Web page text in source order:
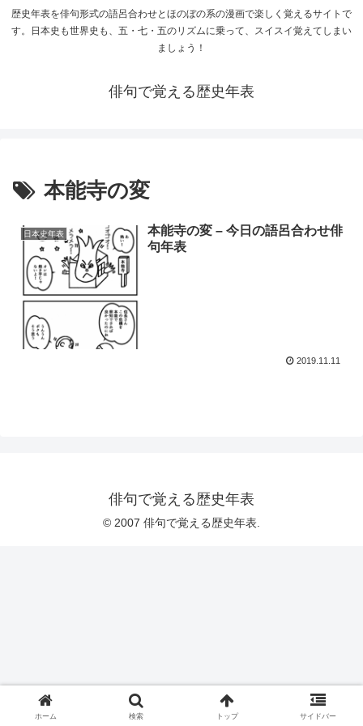
歴史年表を俳句形式の語呂合わせとほのぼの系の漫画で楽しく覚えるサイトで
す。日本史も世界史も、五・七・五のリズムに乗って、スイスイ覚えてしまい
ましょう！
俳句で覚える歴史年表
本能寺の変
日本史年表
本能寺の変 – 今日の語呂合わせ俳
句年表
2019.11.11
俳句で覚える歴史年表
© 2007 俳句で覚える歴史年表.
ホーム 検索 トップ サイドバー